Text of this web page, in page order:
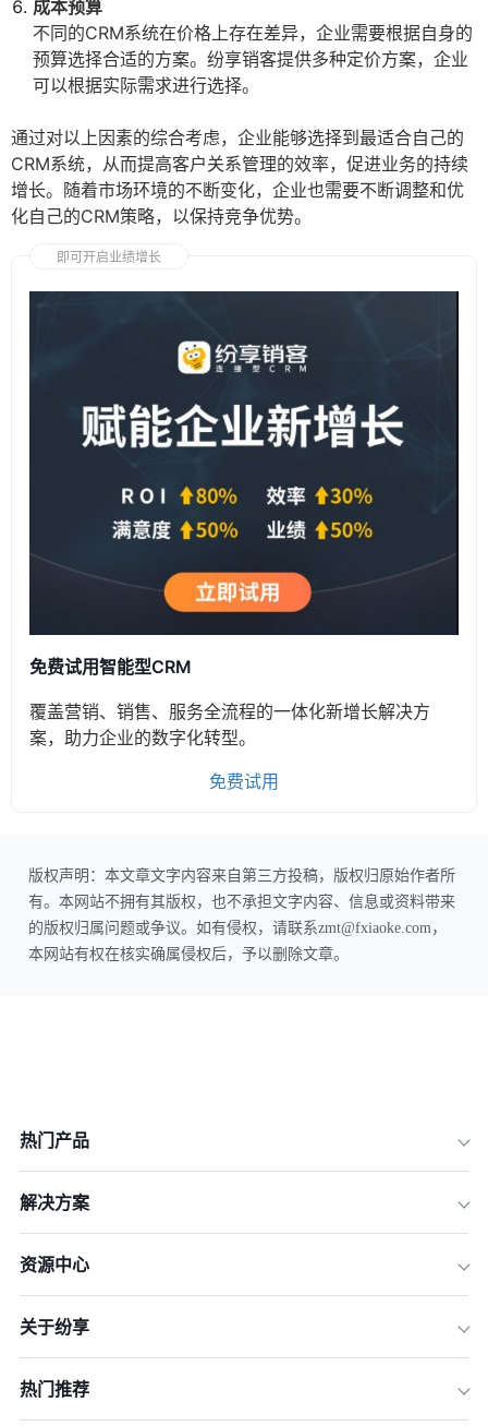
成本预算
不同的CRM系统在价格上存在差异，企业需要根据自身的
预算选择合适的方案。纷享销客提供多种定价方案，企业
可以根据实际需求进行选择。
通过对以上因素的综合考虑，企业能够选择到最适合自己的
CRM系统，从而提高客户关系管理的效率，促进业务的持续
增长。随着市场环境的不断变化，企业也需要不断调整和优
化自己的CRM策略，以保持竞争优势。
即可开启业绩增长
免费试用智能型CRM
覆盖营销、销售、服务全流程的一体化新增长解决方
案，助力企业的数字化转型。
免费试用
版权声明：本文章文字内容来自第三方投稿，版权归原始作者所
有。本网站不拥有其版权，也不承担文字内容、信息或资料带来
的版权归属问题或争议。如有侵权，请联系zmt@fxiaoke.com，
本网站有权在核实确属侵权后，予以删除文章。
热门产品
解决方案
资源中心
关于纷享
热门推荐